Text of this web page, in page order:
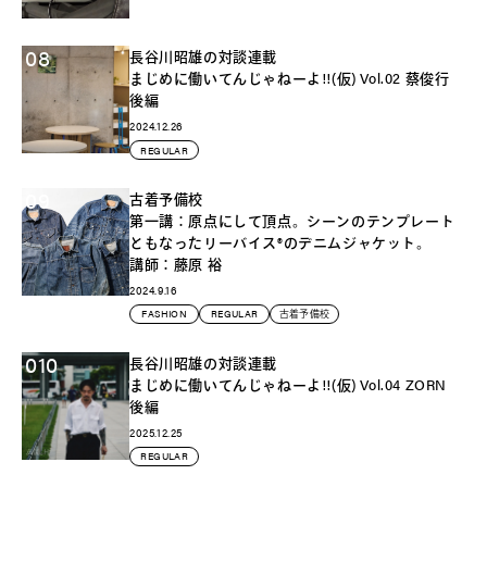
08
長谷川昭雄の対談連載
まじめに働いてんじゃねーよ!!(仮) Vol.02 蔡俊行
後編
2024.12.26
REGULAR
09
古着予備校
第一講：原点にして頂点。シーンのテンプレート
ともなったリーバイス®️のデニムジャケット。
講師：藤原 裕
2024.9.16
FASHION REGULAR 古着予備校
010
長谷川昭雄の対談連載
まじめに働いてんじゃねーよ!!(仮) Vol.04 ZORN
後編
2025.12.25
REGULAR